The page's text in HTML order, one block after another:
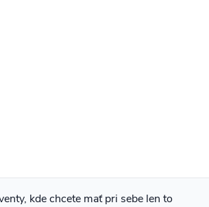
kde chcete mať pri sebe len to